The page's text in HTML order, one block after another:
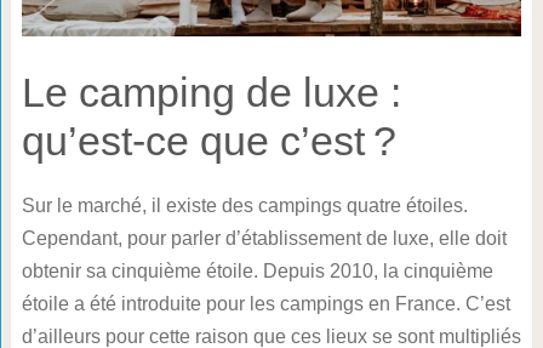
Le camping de luxe :
qu’est-ce que c’est ?
Sur le marché, il existe des campings quatre étoiles.
Cependant, pour parler d’établissement de luxe, elle doit
obtenir sa cinquième étoile. Depuis 2010, la cinquième
étoile a été introduite pour les campings en France. C’est
d’ailleurs pour cette raison que ces lieux se sont multipliés